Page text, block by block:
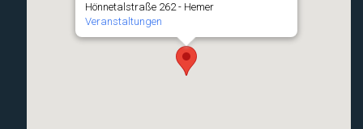
Hönnetalstraße 262 - Hemer
Veranstaltungen